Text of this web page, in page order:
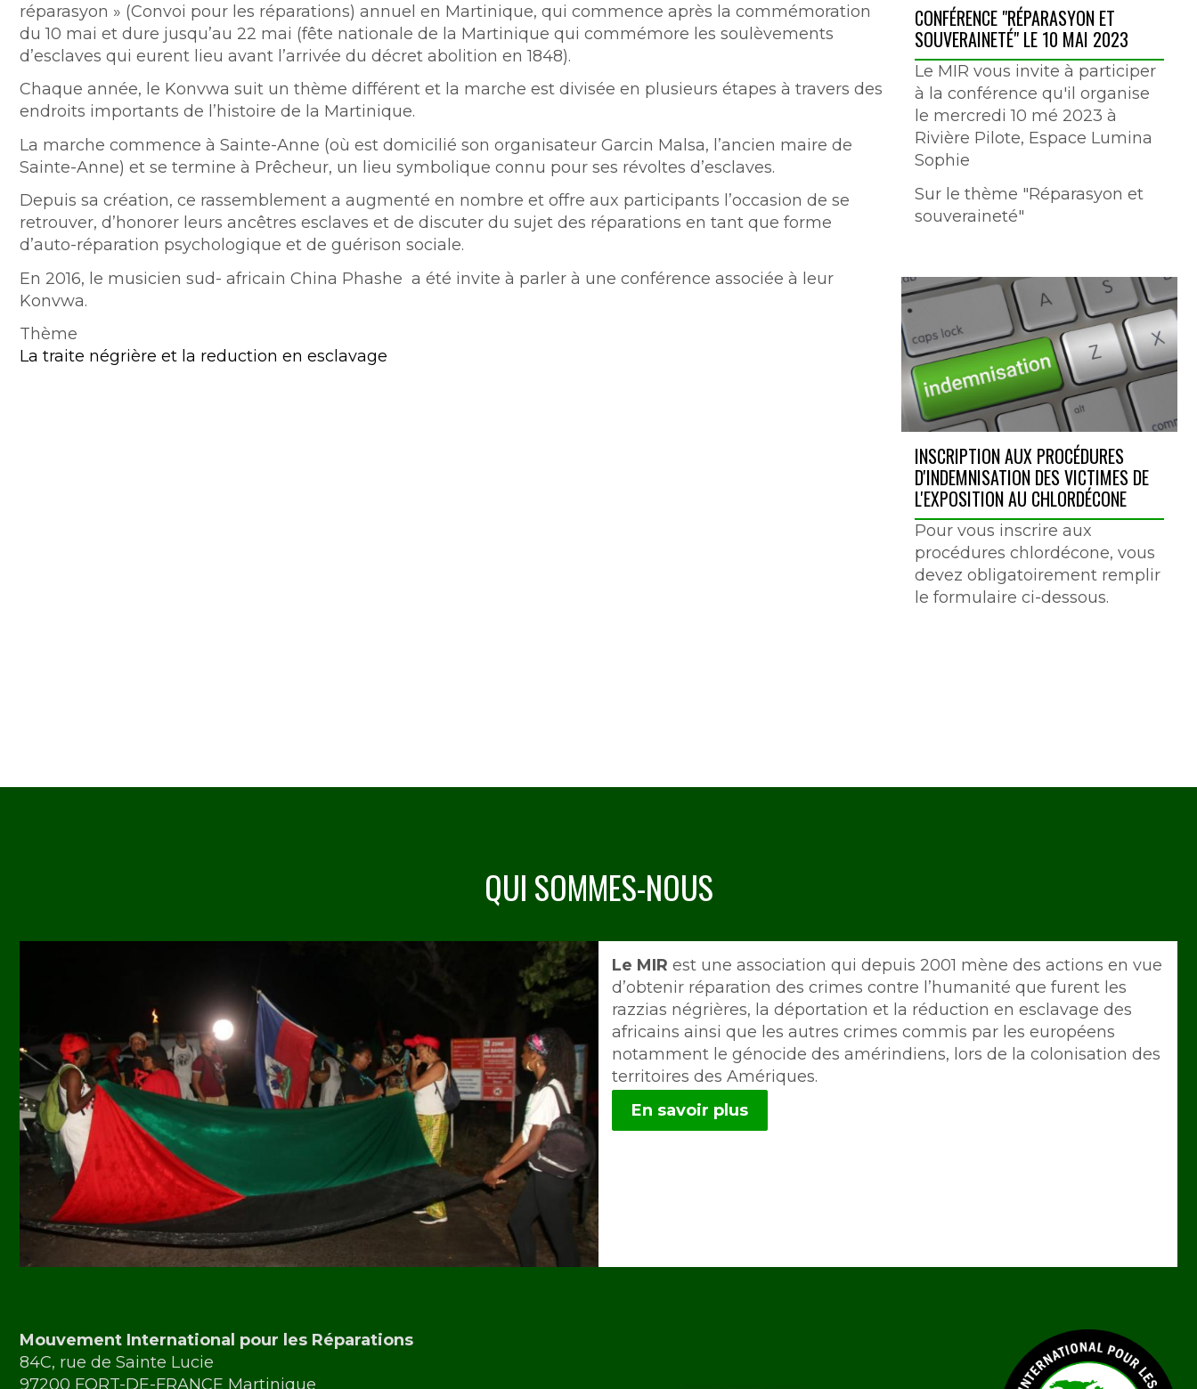
réparasyon » (Convoi pour les réparations) annuel en Martinique, qui commence après la commémoration
du 10 mai et dure jusqu’au 22 mai (fête nationale de la Martinique qui commémore les soulèvements
d’esclaves qui eurent lieu avant l’arrivée du décret abolition en 1848).
Chaque année, le Konvwa suit un thème différent et la marche est divisée en plusieurs étapes à travers des
endroits importants de l’histoire de la Martinique.
La marche commence à Sainte-Anne (où est domicilié son organisateur Garcin Malsa, l’ancien maire de
Sainte-Anne) et se termine à Prêcheur, un lieu symbolique connu pour ses révoltes d’esclaves.
Depuis sa création, ce rassemblement a augmenté en nombre et offre aux participants l’occasion de se
retrouver, d’honorer leurs ancêtres esclaves et de discuter du sujet des réparations en tant que forme
d’auto-réparation psychologique et de guérison sociale.
En 2016, le musicien sud- africain China Phashe a été invite à parler à une conférence associée à leur
Konvwa.
Thème
La traite négrière et la reduction en esclavage
CONFÉRENCE "RÉPARASYON ET
SOUVERAINETÉ" LE 10 MAI 2023
Le MIR vous invite à participer
à la conférence qu'il organise
le mercredi 10 mé 2023 à
Rivière Pilote, Espace Lumina
Sophie
Sur le thème "Réparasyon et
souveraineté"
INSCRIPTION AUX PROCÉDURES
D'INDEMNISATION DES VICTIMES DE
L'EXPOSITION AU CHLORDÉCONE
Pour vous inscrire aux
procédures chlordécone, vous
devez obligatoirement remplir
le formulaire ci-dessous.
QUI SOMMES-NOUS
Intro
Le MIR est une association qui depuis 2001 mène des actions en vue
d’obtenir réparation des crimes contre l’humanité que furent les
razzias négrières, la déportation et la réduction en esclavage des
africains ainsi que les autres crimes commis par les européens
notamment le génocide des amérindiens, lors de la colonisation des
territoires des Amériques.
En savoir plus
Mouvement International pour les Réparations
84C, rue de Sainte Lucie
97200 FORT-DE-FRANCE Martinique